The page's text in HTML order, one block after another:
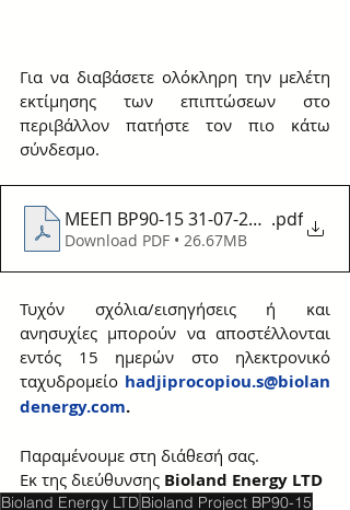
Για να διαβάσετε ολόκληρη την μελέτη
εκτίμησης των επιπτώσεων στο
περιβάλλον πατήστε τον πιο κάτω
σύνδεσμο.
MEEΠ BP90-15 31-07-2024(FINAL)
.pdf
Download PDF • 26.67MB
Τυχόν σχόλια/εισηγήσεις ή και
ανησυχίες μπορούν να αποστέλλονται
εντός 15 ημερών στο ηλεκτρονικό
ταχυδρομείο hadjiprocopiou.s@biolan
denergy.com.
Παραμένουμε στη διάθεσή σας.
Εκ της διεύθυνσης Bioland Energy LTD
Bioland Energy LTDBioland Project BP90-15